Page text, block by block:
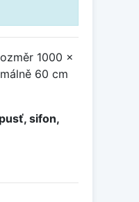
1000 x
60 cm
sifon,